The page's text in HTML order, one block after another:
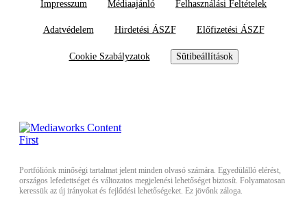
Impresszum Médiaajánló Felhasználási Feltételek
Adatvédelem Hirdetési ÁSZF Előfizetési ÁSZF
Cookie Szabályzatok Sütibeállítások
Portfóliónk minőségi tartalmat jelent minden olvasó számára. Egyedülálló elérést,
országos lefedettséget és változatos megjelenési lehetőséget biztosít. Folyamatosan
keressük az új irányokat és fejlődési lehetőségeket. Ez jövőnk záloga.